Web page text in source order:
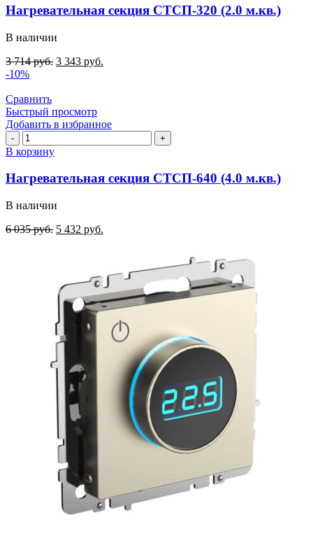
СТСП-320
м.кв.)
Нагревательная секция СТСП-320 (2.0 м.кв.)
В наличии
3 714руб. 3 343 руб.
-10%
Сравнить
Быстрый просмотр
Добавить в избранное
Количество
товара
Нагревательная
секция
СТСП-640
м.кв.)
В корзину
Нагревательная секция СТСП-640 (4.0 м.кв.)
В наличии
6 035руб. 5 432 руб.